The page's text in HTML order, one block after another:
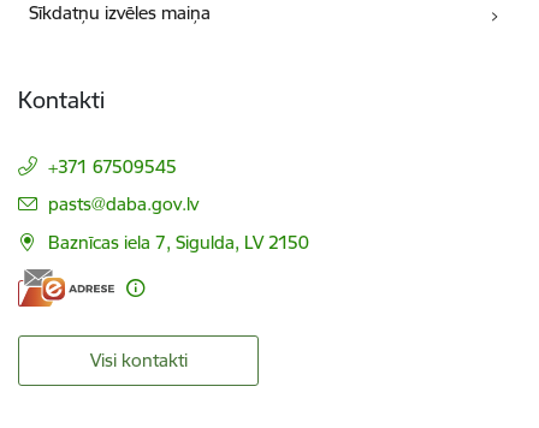
Sīkdatņu izvēles maiņa
Kontakti
+371 67509545
E-pasts:
pasts@daba.gov.lv
Baznīcas iela 7, Sigulda, LV 2150
Visi kontakti